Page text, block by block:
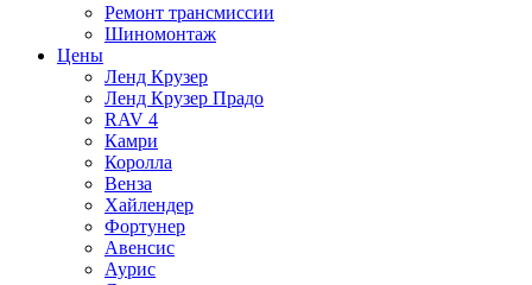
Ремонт трансмиссии
Шиномонтаж
Цены
Ленд Крузер
Ленд Крузер Прадо
RAV 4
Камри
Королла
Венза
Хайлендер
Фортунер
Авенсис
Аурис